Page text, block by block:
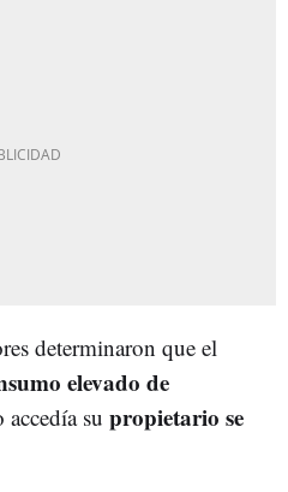
determinaron que el
elevado de
su propietario se